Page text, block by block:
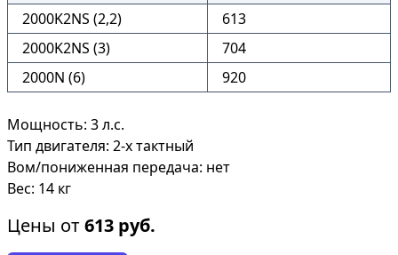
2000K2NS (2,2)
613
2000K2NS (3)
704
2000N (6)
920
Мощность: 3 л.с.
Тип двигателя: 2-х тактный
Вом/пониженная передача: нет
Вес: 14 кг
Цены от613 руб.